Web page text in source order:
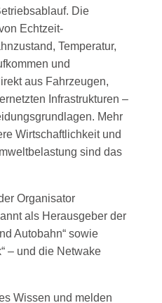
. Die
Echtzeit-
Temperatur,
und
aus Fahrzeugen,
Infrastrukturen –
Mehr
Wirtschaftlichkeit und
sind das
Organisator
als Herausgeber der
Autobahn“ sowie
– und die Netwake
Wissen und melden